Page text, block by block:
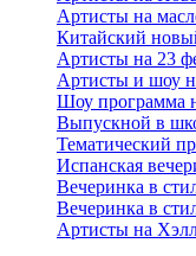
Артисты на
Китайский
Артисты на 23
Артисты и шоу
Шоу программа
Выпускной в
Тематический
Испанская
Вечеринка в
Вечеринка в
Артисты на